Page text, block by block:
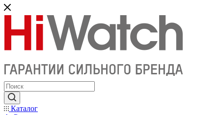
Каталог